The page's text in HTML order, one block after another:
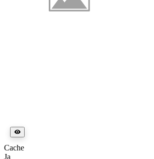
Cache
Ja